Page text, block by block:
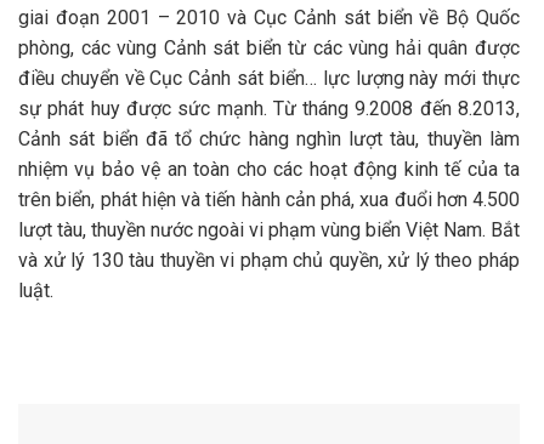
giai đoạn 2001 – 2010 và Cục Cảnh sát biển về Bộ Quốc
phòng, các vùng Cảnh sát biển từ các vùng hải quân được
điều chuyển về Cục Cảnh sát biển… lực lượng này mới thực
sự phát huy được sức mạnh. Từ tháng 9.2008 đến 8.2013,
Cảnh sát biển đã tổ chức hàng nghìn lượt tàu, thuyền làm
nhiệm vụ bảo vệ an toàn cho các hoạt động kinh tế của ta
trên biển, phát hiện và tiến hành cản phá, xua đuổi hơn 4.500
lượt tàu, thuyền nước ngoài vi phạm vùng biển Việt Nam. Bắt
và xử lý 130 tàu thuyền vi phạm chủ quyền, xử lý theo pháp
luật.